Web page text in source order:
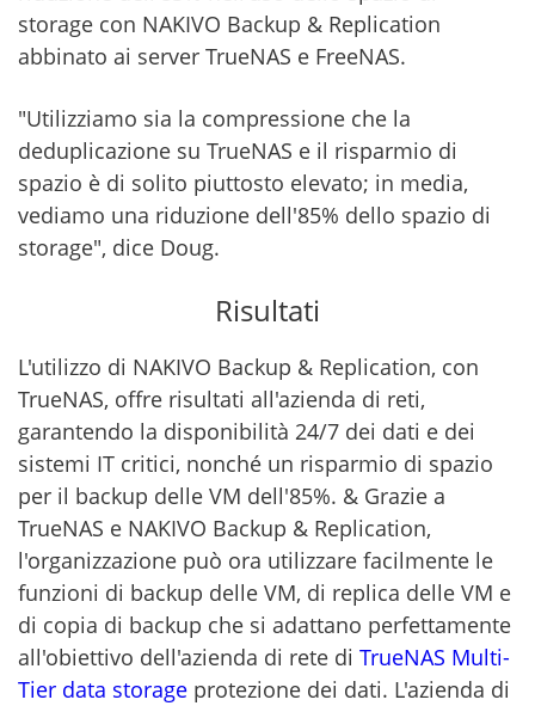
storage con NAKIVO Backup & Replication
abbinato ai server TrueNAS e FreeNAS.
"Utilizziamo sia la compressione che la
deduplicazione su TrueNAS e il risparmio di
spazio è di solito piuttosto elevato; in media,
vediamo una riduzione dell'85% dello spazio di
storage", dice Doug.
Risultati
L'utilizzo di NAKIVO Backup & Replication, con
TrueNAS, offre risultati all'azienda di reti,
garantendo la disponibilità 24/7 dei dati e dei
sistemi IT critici, nonché un risparmio di spazio
per il backup delle VM dell'85%. & Grazie a
TrueNAS e NAKIVO Backup & Replication,
l'organizzazione può ora utilizzare facilmente le
funzioni di backup delle VM, di replica delle VM e
di copia di backup che si adattano perfettamente
all'obiettivo dell'azienda di rete di TrueNAS Multi-
Tier data storage protezione dei dati. L'azienda di